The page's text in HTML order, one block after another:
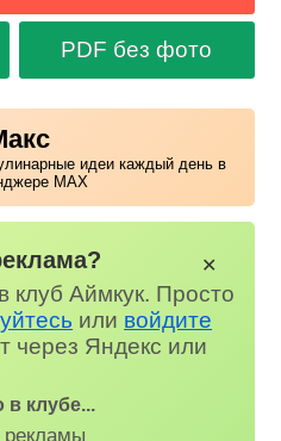
PDF без фото
идеи каждый день в
MAX
клуб Аймкук. Просто
или войдите
через Яндекс или
в клубе...
рекламы
✕